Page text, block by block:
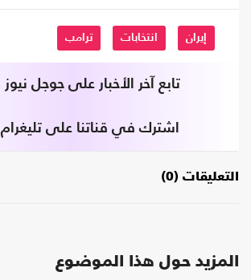
إيران انتخابات ترامب
تابع آخر الأخبار على جوجل نيوز
اشترك في قناتنا على تليغرام
التعليقات (0)
المزيد حول هذا الموضوع